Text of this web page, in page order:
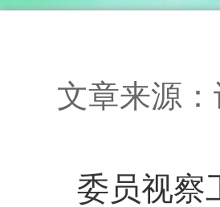
文章来源
委员视察